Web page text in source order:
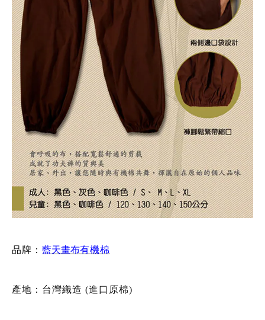
品牌： 藍天畫布有機棉
產地：台灣織造 (進口原棉)